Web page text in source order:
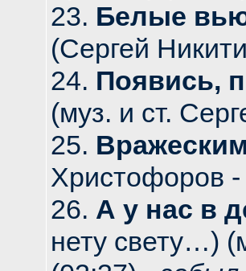
23. Белые
(Сергей
24. Появись,
(муз. и ст.
25.
Христофоров
26. А у нас в
нету свету…)